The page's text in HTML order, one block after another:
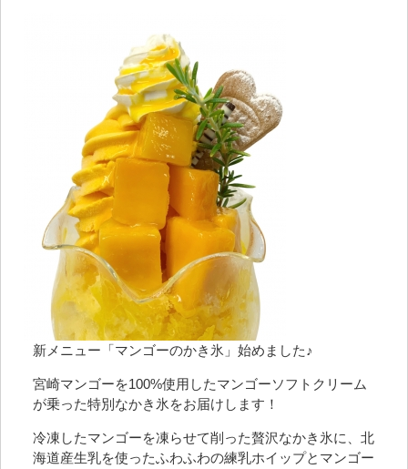
新メニュー「マンゴーのかき氷」始めました♪
宮崎マンゴーを100%使用したマンゴーソフトクリーム
が乗った特別なかき氷をお届けします！
冷凍したマンゴーを凍らせて削った贅沢なかき氷に、北
海道産生乳を使ったふわふわの練乳ホイップとマンゴー